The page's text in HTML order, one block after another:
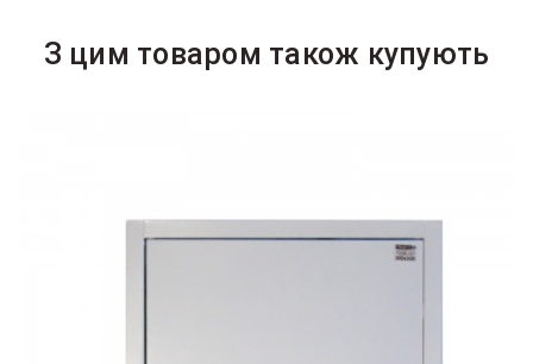
З цим товаром також купують